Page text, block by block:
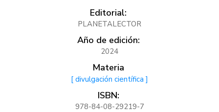
Editorial:
PLANETALECTOR
Año de edición:
2024
Materia
[ divulgación científica ]
ISBN:
978-84-08-29219-7